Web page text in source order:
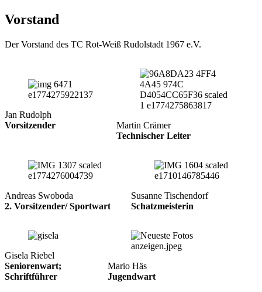
Vorstand
Der Vorstand des TC Rot-Weiß Rudolstadt 1967 e.V.
Jan Rudolph
Vorsitzender
Martin Crämer
Technischer Leiter
Andreas Swoboda
2. Vorsitzender/ Sportwart
Susanne Tischendorf
Schatzmeisterin
Gisela Riebel
Seniorenwart;
Schriftführer
Mario Häs
Jugendwart